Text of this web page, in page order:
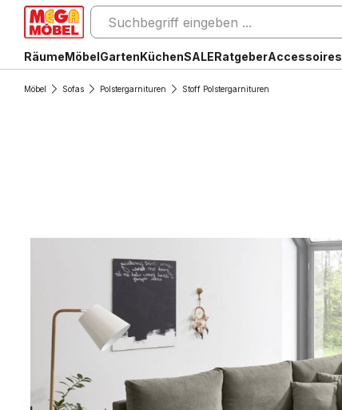
RäumeMöbelGartenKüchenSALERatgeberAccessoires
Möbel Sofas Polstergarnituren Stoff Polstergarnituren